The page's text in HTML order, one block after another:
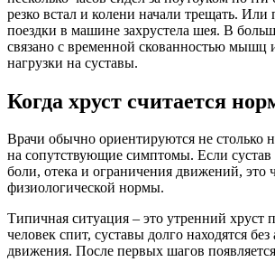
резко встал и колени начали трещать. Или
поездки в машине захрустела шея. В
связано с временной скованностью мышц
нагрузки на суставы.
Когда хруст считается
Врачи обычно ориентируются не столько
на сопутствующие симптомы. Если сустав
боли, отека и ограничения движений, это
физиологической нормы.
Типичная ситуация – это утренний хруст
человек спит, суставы долго находятся
движения. После первых шагов